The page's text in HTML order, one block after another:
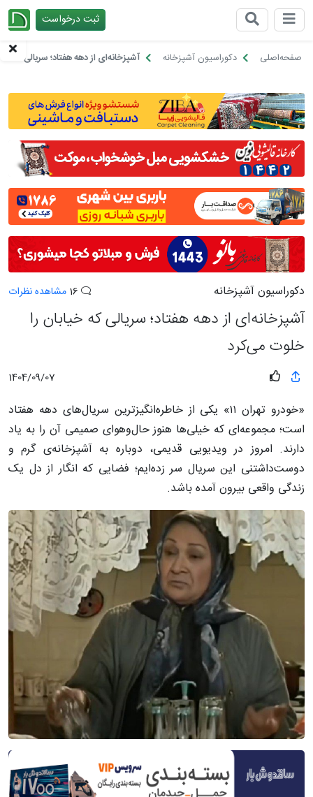
ثبت درخواست
صفحه‌اصلی دکوراسیون آشپزخانه آشپزخانه‌ای از دهه هفتاد؛ سریالی که
دکوراسیون آشپزخانه مشاهده نظرات
آشپزخانه‌ای از دهه هفتاد؛ سریالی که خیابان را
خلوت می‌کرد
1404/09/07
«خودرو تهران ۱۱» یکی از خاطره‌انگیزترین سریال‌های دهه هفتاد
است؛ مجموعه‌ای که خیلی‌ها هنوز حال‌و‌هوای صمیمی آن را به یاد
دارند. امروز در ویدیویی قدیمی، دوباره به آشپزخانه‌ی گرم و
دوست‌داشتنی این سریال سر زده‌ایم؛ فضایی که انگار از دل یک
زندگی واقعی بیرون آمده باشد.